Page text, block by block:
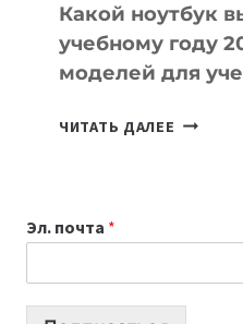
Какой ноутбук
учебному году
моделей для
ЧИТАТЬ ДАЛЕЕ КАКОЙ
2026:
10
Эл. почта *